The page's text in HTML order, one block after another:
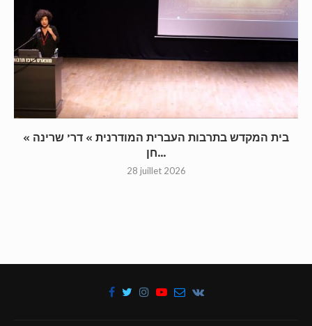
« בית המקדש בתרבות העברית המודרנית » דר’ שרינה
חן...
28 juillet 2026